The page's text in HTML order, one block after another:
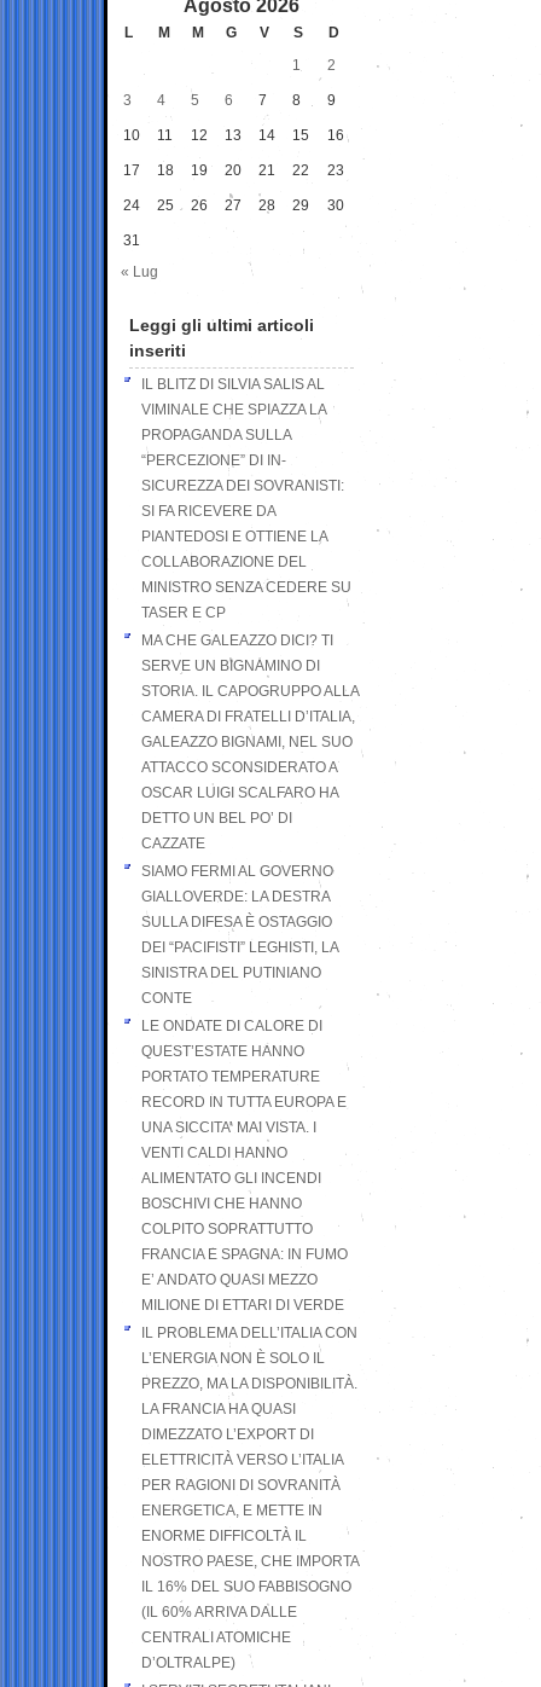
Agosto 2026
L M M G V S
D
1
2
3 4 5 6 7 8 9
10 11 12 13 14 15 16
17 18 19 20 21 22 23
24 25 26 27 28 29 30
31
« Lug
Leggi gli ultimi articoli
inseriti
IL BLITZ DI SILVIA SALIS AL
VIMINALE CHE SPIAZZA LA
PROPAGANDA SULLA
“PERCEZIONE” DI IN-
SICUREZZA DEI SOVRANISTI:
SI FA RICEVERE DA
PIANTEDOSI E OTTIENE LA
COLLABORAZIONE DEL
MINISTRO SENZA CEDERE SU
TASER E CP
MA CHE GALEAZZO DICI? TI
SERVE UN BIGNAMINO DI
STORIA. IL CAPOGRUPPO ALLA
CAMERA DI FRATELLI D’ITALIA,
GALEAZZO BIGNAMI, NEL SUO
ATTACCO SCONSIDERATO A
OSCAR LUIGI SCALFARO HA
DETTO UN BEL PO’ DI
CAZZATE
SIAMO FERMI AL GOVERNO
GIALLOVERDE: LA DESTRA
SULLA DIFESA È OSTAGGIO
DEI “PACIFISTI” LEGHISTI, LA
SINISTRA DEL PUTINIANO
CONTE
LE ONDATE DI CALORE DI
QUEST’ESTATE HANNO
PORTATO TEMPERATURE
RECORD IN TUTTA EUROPA E
UNA SICCITA’ MAI VISTA. I
VENTI CALDI HANNO
ALIMENTATO GLI INCENDI
BOSCHIVI CHE HANNO
COLPITO SOPRATTUTTO
FRANCIA E SPAGNA: IN FUMO
E’ ANDATO QUASI MEZZO
MILIONE DI ETTARI DI VERDE
IL PROBLEMA DELL’ITALIA CON
L’ENERGIA NON È SOLO IL
PREZZO, MA LA DISPONIBILITÀ.
LA FRANCIA HA QUASI
DIMEZZATO L’EXPORT DI
ELETTRICITÀ VERSO L’ITALIA
PER RAGIONI DI SOVRANITÀ
ENERGETICA, E METTE IN
ENORME DIFFICOLTÀ IL
NOSTRO PAESE, CHE IMPORTA
IL 16% DEL SUO FABBISOGNO
(IL 60% ARRIVA DALLE
CENTRALI ATOMICHE
D’OLTRALPE)